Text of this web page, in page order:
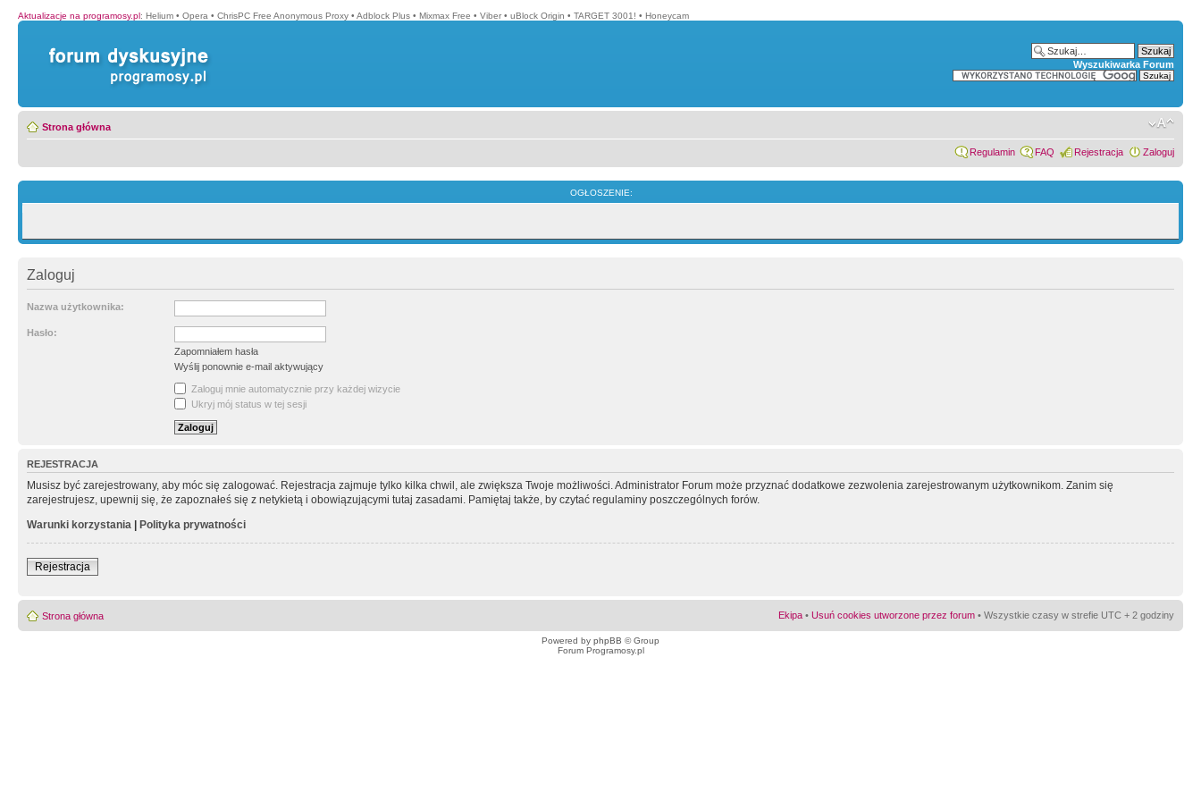
Aktualizacje na programosy.pl: Helium • Opera • ChrisPC Free Anonymous Proxy • Adblock Plus • Mixmax Free • Viber • uBlock Origin • TARGET 3001! • Honeycam
Wyszukiwarka Forum
Strona główna
Regulamin FAQ Rejestracja Zaloguj
OGŁOSZENIE:
Zaloguj
Nazwa użytkownika:
Hasło:
Zapomniałem hasła
Wyślij ponownie e-mail aktywujący
Zaloguj mnie automatycznie przy każdej wizycie
Ukryj mój status w tej sesji
REJESTRACJA
Musisz być zarejestrowany, aby móc się zalogować. Rejestracja zajmuje tylko kilka chwil, ale zwiększa Twoje możliwości. Administrator Forum może przyznać dodatkowe zezwolenia zarejestrowanym użytkownikom. Zanim się
zarejestrujesz, upewnij się, że zapoznałeś się z netykietą i obowiązującymi tutaj zasadami. Pamiętaj także, by czytać regulaminy poszczególnych forów.
Warunki korzystania | Polityka prywatności
Rejestracja
Strona główna Ekipa • Usuń cookies utworzone przez forum • Wszystkie czasy w strefie UTC + 2 godziny
Powered by phpBB © Group
Forum Programosy.pl